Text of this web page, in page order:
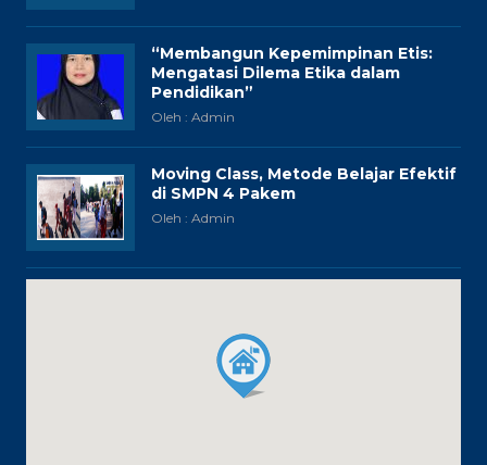
“Membangun Kepemimpinan Etis:
Mengatasi Dilema Etika dalam
Pendidikan”
Oleh : Admin
Moving Class, Metode Belajar Efektif
di SMPN 4 Pakem
Oleh : Admin